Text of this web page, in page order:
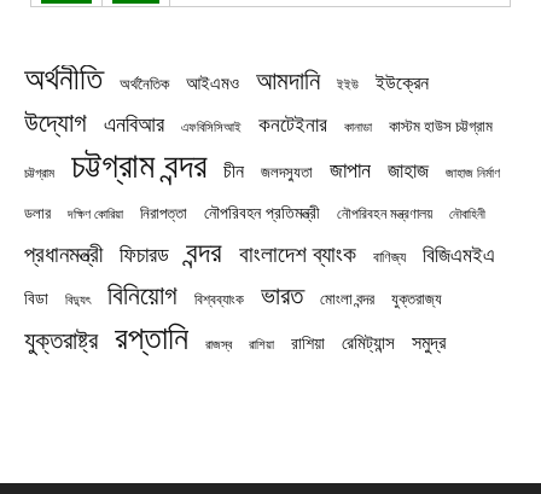
অর্থনীতি অর্থনৈতিক আইএমও আমদানি ইইউ ইউক্রেন
উদ্যোগ এনবিআর এফবিসিসিআই কনটেইনার কানাডা কাস্টম হাউস চট্টগ্রাম
চট্টগ্রাম চট্টগ্রাম বন্দর চীন জলদস্যুতা জাপান জাহাজ জাহাজ নির্মাণ
ডলার দক্ষিণ কোরিয়া নিরাপত্তা নৌপরিবহন প্রতিমন্ত্রী নৌপরিবহন মন্ত্রণালয় নৌবাহিনী
প্রধানমন্ত্রী ফিচারড বন্দর বাংলাদেশ ব্যাংক বাণিজ্য বিজিএমইএ
বিডা বিদ্যুৎ বিনিয়োগ বিশ্বব্যাংক ভারত মোংলা বন্দর যুক্তরাজ্য
যুক্তরাষ্ট্র রপ্তানি রাজস্ব রাশিয়া রাশিয়া রেমিট্যান্স সমুদ্র